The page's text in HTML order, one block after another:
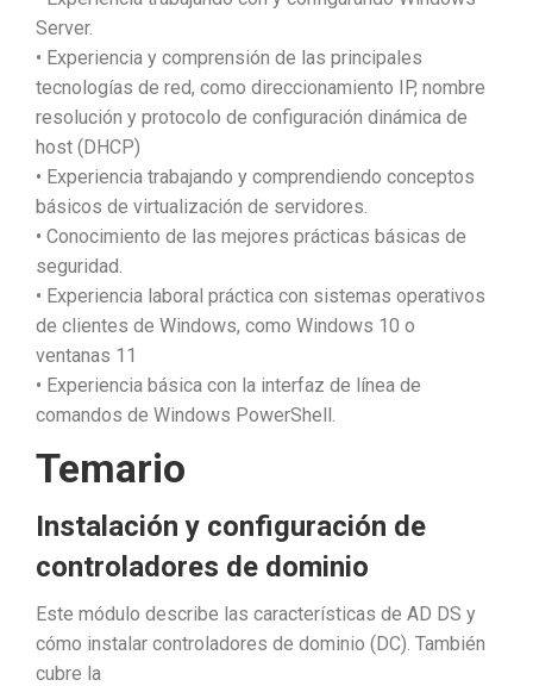
Server.
• Experiencia y comprensión de las principales
tecnologías de red, como direccionamiento IP, nombre
resolución y protocolo de configuración dinámica de
host (DHCP)
• Experiencia trabajando y comprendiendo conceptos
básicos de virtualización de servidores.
• Conocimiento de las mejores prácticas básicas de
seguridad.
• Experiencia laboral práctica con sistemas operativos
de clientes de Windows, como Windows 10 o
ventanas 11
• Experiencia básica con la interfaz de línea de
comandos de Windows PowerShell.
Temario
Instalación y configuración de
controladores de dominio
Este módulo describe las características de AD DS y
cómo instalar controladores de dominio (DC). También
cubre la